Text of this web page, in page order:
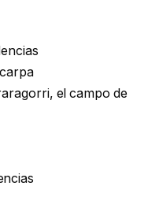
el campo de